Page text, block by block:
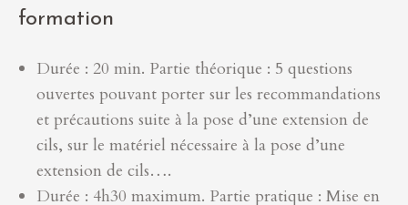
formation
Durée : 20 min. Partie théorique : 5 questions
ouvertes pouvant porter sur les recommandations
et précautions suite à la pose d’une extension de
cils, sur le matériel nécessaire à la pose d’une
extension de cils….
Durée : 4h30 maximum. Partie pratique : Mise en